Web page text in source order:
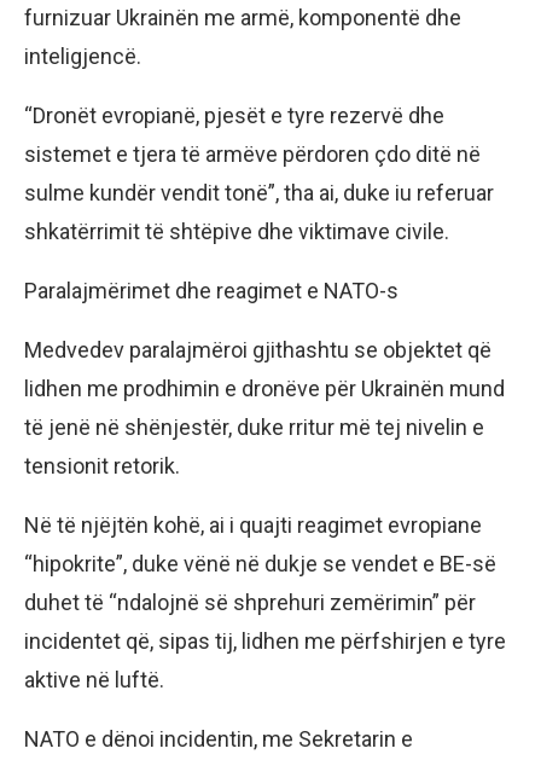
furnizuar Ukrainën me armë, komponentë dhe
inteligjencë.
“Dronët evropianë, pjesët e tyre rezervë dhe
sistemet e tjera të armëve përdoren çdo ditë në
sulme kundër vendit tonë”, tha ai, duke iu referuar
shkatërrimit të shtëpive dhe viktimave civile.
Paralajmërimet dhe reagimet e NATO-s
Medvedev paralajmëroi gjithashtu se objektet që
lidhen me prodhimin e dronëve për Ukrainën mund
të jenë në shënjestër, duke rritur më tej nivelin e
tensionit retorik.
Në të njëjtën kohë, ai i quajti reagimet evropiane
“hipokrite”, duke vënë në dukje se vendet e BE-së
duhet të “ndalojnë së shprehuri zemërimin” për
incidentet që, sipas tij, lidhen me përfshirjen e tyre
aktive në luftë.
NATO e dënoi incidentin, me Sekretarin e